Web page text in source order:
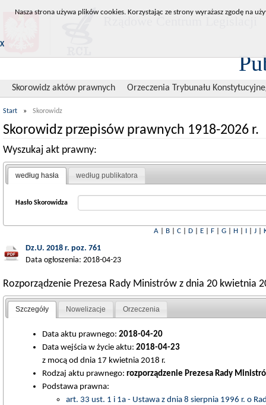
Skorowidz aktów prawnych Orzeczenia Trybunału
Start » Skorowidz
Skorowidz przepisów prawnych 1918-2026 r.
Wyszukaj akt prawny:
według hasła według publikatora
Hasło Skorowidza
A| B| C| D| E| F| G| H| I| J|
Dz.U. 2018 r. poz. 761
Data ogłoszenia: 2018-04-23
Rozporządzenie Prezesa Rady Ministrów z dnia 20 kwietnia
Szczegóły Nowelizacje Orzeczenia
Data aktu prawnego: 2018-04-20
Data wejścia w życie aktu: 2018-04-23
z mocą od dnia 17 kwietnia 2018 r.
Rodzaj aktu prawnego: rozporządzenie Prezesa Rady
Podstawa prawna:
art. 33 ust. 1 i 1a - Ustawa z dnia 8 sierpnia 1996 r. o
Nasza strona używa plików cookies. Korzystając ze strony wyrażasz zgodę na
X